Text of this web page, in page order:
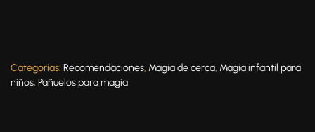
Categorías: Recomendaciones, Magia de cerca, Magia infantil para
niños, Pañuelos para magia